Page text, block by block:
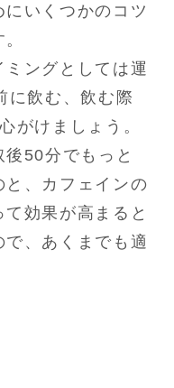
いくつかのコツ
ミングとしては運
に飲む、飲む際
がけましょう。
50分でもっと
と、カフェインの
効果が高まると
、あくまでも適